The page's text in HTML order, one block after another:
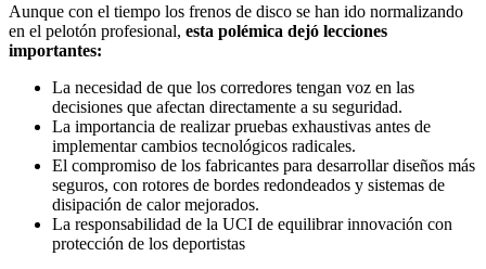
Aunque con el tiempo los frenos de disco se han ido normalizando
en el pelotón profesional, esta polémica dejó lecciones
importantes:
La necesidad de que los corredores tengan voz en las
decisiones que afectan directamente a su seguridad.
La importancia de realizar pruebas exhaustivas antes de
implementar cambios tecnológicos radicales.
El compromiso de los fabricantes para desarrollar diseños más
seguros, con rotores de bordes redondeados y sistemas de
disipación de calor mejorados.
La responsabilidad de la UCI de equilibrar innovación con
protección de los deportistas